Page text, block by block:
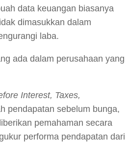
data keuangan biasanya
dimasukkan dalam
laba.
ada dalam perusahaan yang
Interest, Taxes,
pendapatan sebelum bunga,
pemahaman secara
performa pendapatan dari